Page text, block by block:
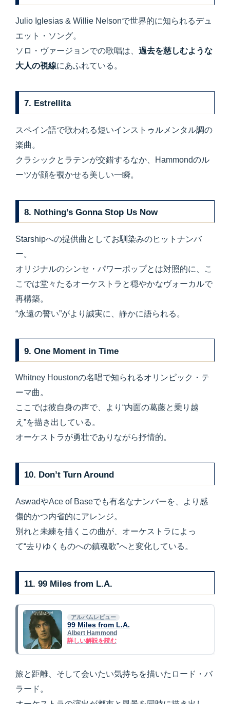
Julio Iglesias & Willie Nelsonで世界的に知られるデュ
エット・ソング。
ソロ・ヴァージョンでの歌唱は、 過去を慈しむような
大人の視線にあふれている。
7. Estrellita
スペイン語で歌われる短いインストゥルメンタル調の
楽曲。
クラシックとラテンが交錯するなか、Hammondのル
ーツが顔を覗かせる美しい一瞬。
8. Nothing’s Gonna Stop Us Now
Starshipへの提供曲としてお馴染みのヒットナンバ
ー。
オリジナルのシンセ・パワーポップとは対照的に、こ
こでは堂々たるオーケストラと穏やかなヴォーカルで
再構築。
“永遠の誓い”がより誠実に、静かに語られる。
9.One Moment in Time
Whitney Houstonの名唱で知られるオリンピック・テ
ーマ曲。
ここでは彼自身の声で、より“内面の葛藤と乗り越
え”を描き出している。
オーケストラが勇壮でありながら抒情的。
10. Don’t Turn Around
AswadやAce of Baseでも有名なナンバーを、より感
傷的かつ内省的にアレンジ。
別れと未練を描くこの曲が、オーケストラによっ
て“去りゆくものへの鎮魂歌”へと変化している。
11.99 Miles from L.A.
アルバムレビュー
99 Miles from L.A.
Albert Hammond
詳しい解説を読む
旅と距離、そして会いたい気持ちを描いたロード・バ
ラード。